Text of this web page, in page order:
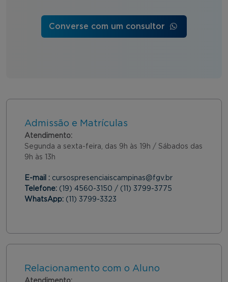
Converse com um consultor
Admissão e Matrículas
Atendimento:
Segunda a sexta-feira, das 9h às 19h / Sábados das
9h às 13h
E-mail : cursospresenciaiscampinas@fgv.br
Telefone: (19) 4560-3150 / (11) 3799-3775
WhatsApp: (11) 3799-3323
Relacionamento com o Aluno